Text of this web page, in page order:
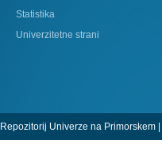
Statistika
Univerzitetne strani
Repozitorij Univerze na Primorskem |